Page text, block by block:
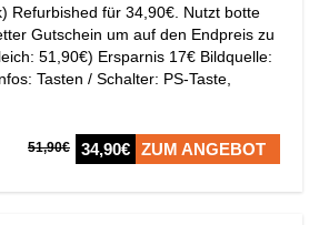
Refurbished für 34,90€. Nutzt botte
Gutschein um auf den Endpreis zu
51,90€) Ersparnis 17€ Bildquelle:
Tasten / Schalter: PS-Taste,
51,90€ 34,90€ ZUM ANGEBOT